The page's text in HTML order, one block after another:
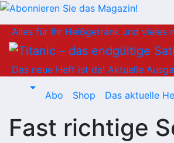
Inhalt
springen
Alles für Ihr Heißgetränk und vieles
Das neue Heft ist da! Aktuelle
Abo Shop Das aktuelle
Fast richtige